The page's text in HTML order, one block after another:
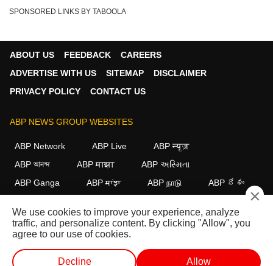
SPONSORED LINKS BY TABOOLA
ABOUT US FEEDBACK
CAREERS
ADVERTISE WITH US
SITEMAP
DISCLAIMER
PRIVACY POLICY
CONTACT US
ABP NEWS GROUP WEBSITES
ABP Network ABP Live
ABP न्यूज़
ABP আনন্দ
ABP माझा
ABP અસ્મિતા
ABP Ganga
ABP ਸਾਂਝਾ ABP நாடு ABP దేశం
FOLLOW US
This website follows the DNPA Code of Ethics.
Copyright@2026.
×
We use cookies to improve your experience, analyze
traffic, and personalize content. By clicking "Allow", you
agree to our use of cookies.
Decline Allow